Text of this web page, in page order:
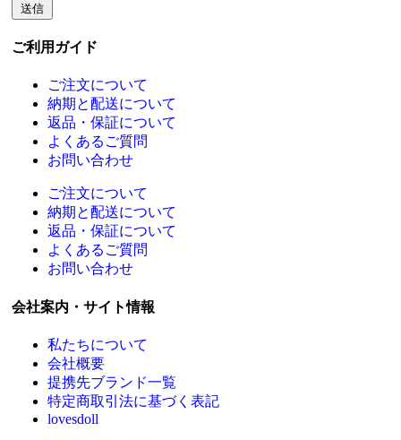
送信
ご利用ガイド
ご注文について
納期と配送について
返品・保証について
よくあるご質問
お問い合わせ
ご注文について
納期と配送について
返品・保証について
よくあるご質問
お問い合わせ
会社案内・サイト情報
私たちについて
会社概要
提携先ブランド一覧
特定商取引法に基づく表記
lovesdoll